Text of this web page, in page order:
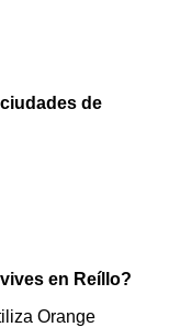
de
en Reíllo?
Orange